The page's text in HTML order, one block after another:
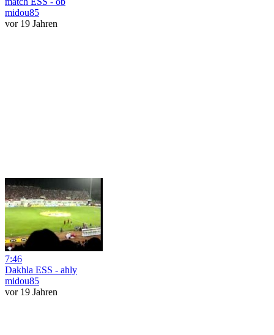
midou85
vor 19 Jahren
7:46
Dakhla ESS - ahly
midou85
vor 19 Jahren